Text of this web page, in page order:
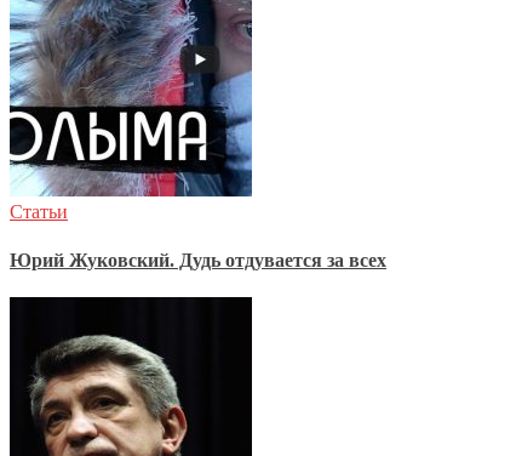
Статьи
Юрий Жуковский. Дудь отдувается за всех